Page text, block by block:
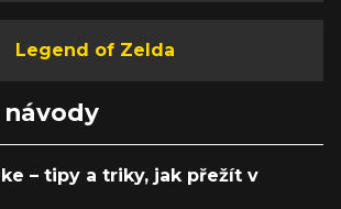
Legend of Zelda
– tipy a triky, jak přežít v